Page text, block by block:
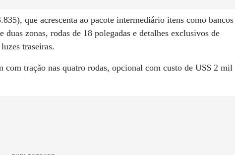
que acrescenta ao pacote intermediário itens como bancos
zonas, rodas de 18 polegadas e detalhes exclusivos de
traseiras.
com tração nas quatro rodas, opcional com custo de US$ 2 mil